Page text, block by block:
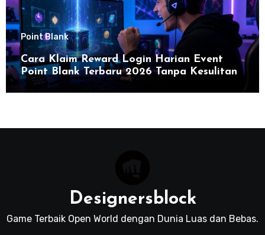
Point Blank
Cara Klaim Reward Login Harian Event
Point Blank Terbaru 2026 Tanpa Kesulitan
Designersblock
Game Terbaik Open World dengan Dunia Luas dan Bebas.